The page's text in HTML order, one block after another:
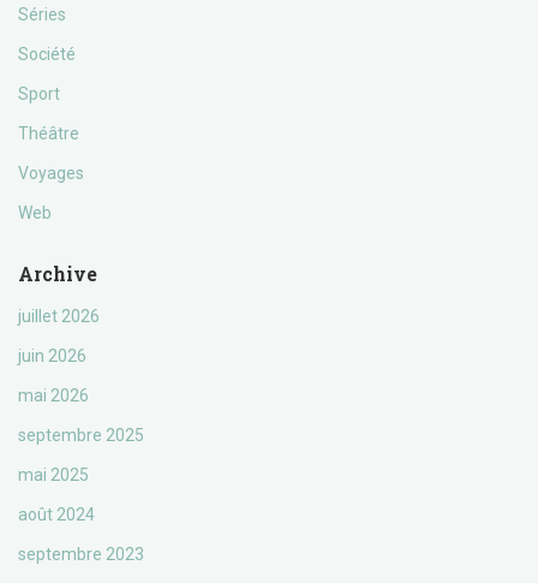
Séries
Société
Sport
Théâtre
Voyages
Web
Archive
juillet 2026
juin 2026
mai 2026
septembre 2025
mai 2025
août 2024
septembre 2023